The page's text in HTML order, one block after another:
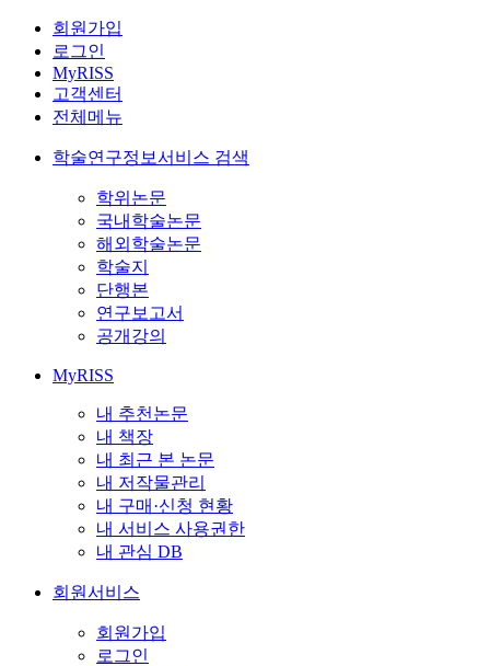
회원가입
로그인
MyRISS
고객센터
전체메뉴
학술연구정보서비스 검색
학위논문
국내학술논문
해외학술논문
학술지
단행본
연구보고서
공개강의
MyRISS
내 추천논문
내 책장
내 최근 본 논문
내 저작물관리
내 구매·신청 현황
내 서비스 사용권한
내 관심 DB
회원서비스
회원가입
로그인